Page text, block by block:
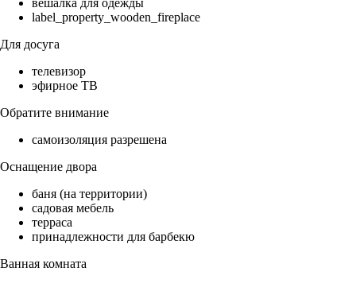
вешалка для одежды
label_property_wooden_fireplace
Для досуга
телевизор
эфирное ТВ
Обратите внимание
самоизоляция разрешена
Оснащение двора
баня (на территории)
садовая мебель
терраса
принадлежности для барбекю
Ванная комната